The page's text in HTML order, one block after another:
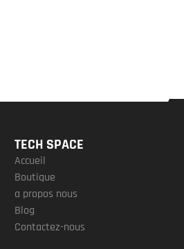
TECH SPACE
Accueil
Boutique
a propos nous
Blog
Contactez-nous